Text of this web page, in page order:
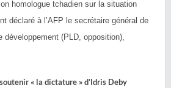
homologue tchadien sur la situation
déclaré à l’AFP le secrétaire général de
développement (PLD, opposition),
« la dictature » d’Idris Deby